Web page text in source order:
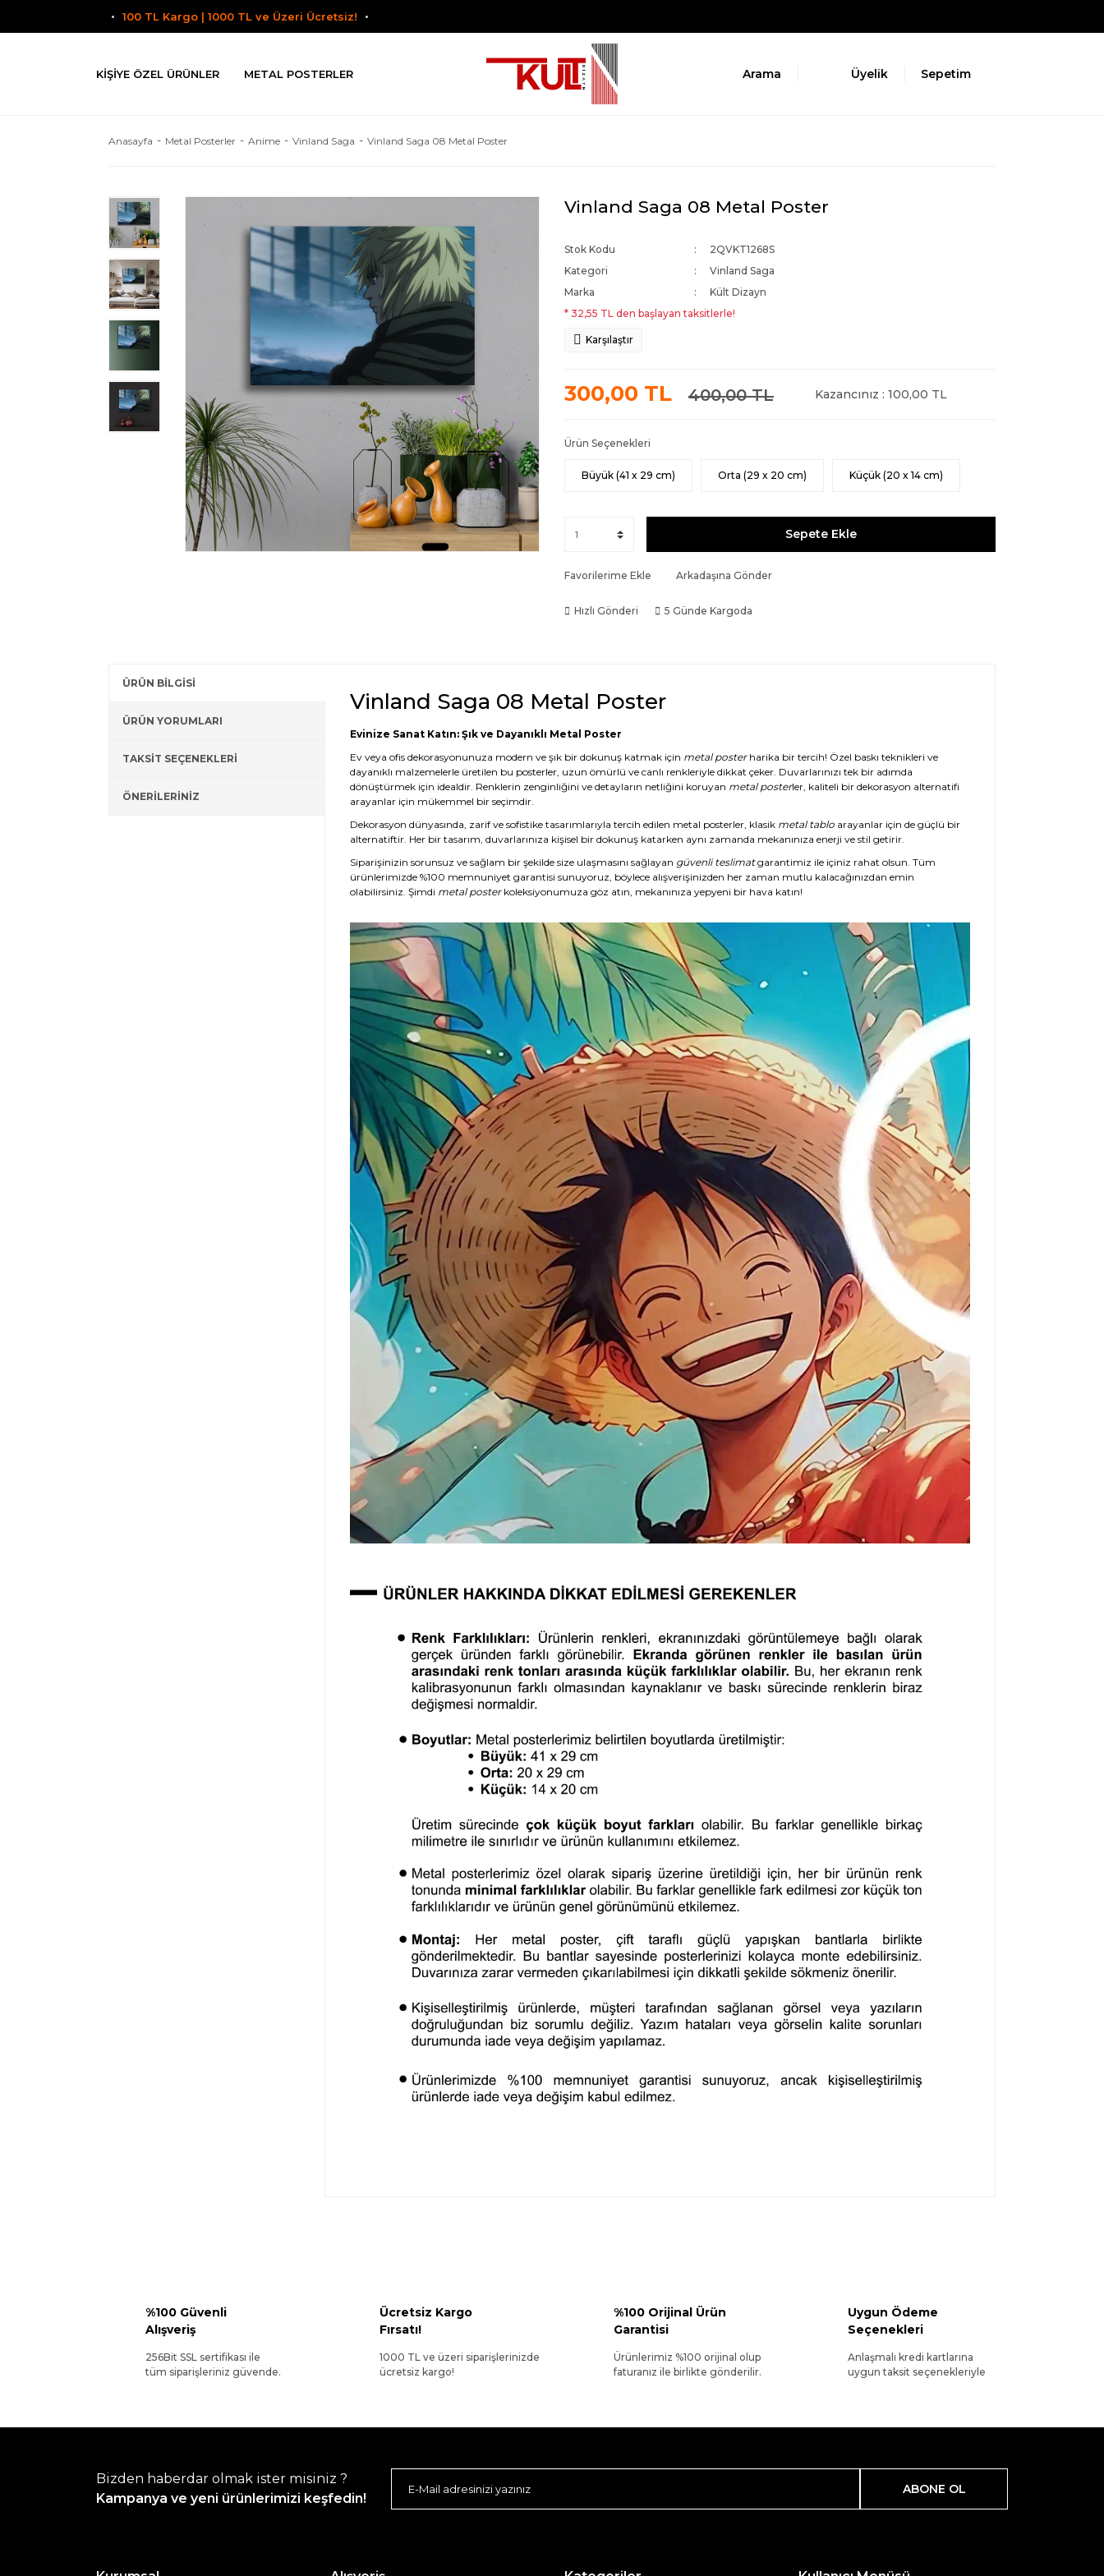
100 TL Kargo | 1000 TL ve Üzeri Ücretsiz!
KIŞIYE ÖZEL ÜRÜNLER METAL POSTERLER Arama Üyelik Sepetim
Anasayfa Metal Posterler Anime Vinland Saga Vinland Saga 08 Metal Poster
Vinland Saga 08 Metal Poster
Stok Kodu
2QVKT1268S
Kategori
Vinland Saga
Marka
Kült Dizayn
* 32,55 TL den başlayan taksitlerle!
Karşılaştır
300,00 TL 400,00 TL Kazancınız : 100,00 TL
Ürün Seçenekleri
Büyük (41 x 29 cm) Orta (29 x 20 cm) Küçük (20 x 14 cm)
Sepete Ekle
Favorilerime Ekle Arkadaşına Gönder
Hızlı Gönderi 5 Günde Kargoda
ÜRÜN BİLGİSİ
ÜRÜN YORUMLARI
TAKSİT SEÇENEKLERİ
ÖNERİLERİNİZ
Vinland Saga 08 Metal Poster
Evinize Sanat Katın: Şık ve Dayanıklı Metal Poster
Ev veya ofis dekorasyonunuza modern ve şık bir dokunuş katmak için metal posterharika bir tercih! Özel baskı teknikleri ve
dayanıklı malzemelerle üretilen bu posterler, uzun ömürlü ve canlı renkleriyle dikkat çeker. Duvarlarınızı tek bir adımda
dönüştürmek için idealdir. Renklerin zenginliğini ve detayların netliğini koruyan metal posterler, kaliteli bir dekorasyon alternatifi
arayanlar için mükemmel bir seçimdir.
Dekorasyon dünyasında, zarif ve sofistike tasarımlarıyla tercih edilen metal posterler, klasik metal tabloarayanlar için de güçlü bir
alternatiftir. Her bir tasarım, duvarlarınıza kişisel bir dokunuş katarken aynı zamanda mekanınıza enerji ve stil getirir.
Siparişinizin sorunsuz ve sağlam bir şekilde size ulaşmasını sağlayan güvenli teslimatgarantimiz ile içiniz rahat olsun. Tüm
ürünlerimizde %100 memnuniyet garantisi sunuyoruz, böylece alışverişinizden her zaman mutlu kalacağınızdan emin
olabilirsiniz. Şimdi metal posterkoleksiyonumuza göz atın, mekanınıza yepyeni bir hava katın!
%100 Güvenli
Alışveriş
256Bit SSL sertifikası ile
tüm siparişleriniz güvende.
Ücretsiz Kargo
Fırsatı!
1000 TL ve üzeri siparişlerinizde
ücretsiz kargo!
%100 Orijinal Ürün
Garantisi
Ürünlerimiz %100 orijinal olup
faturanız ile birlikte gönderilir.
Uygun Ödeme
Seçenekleri
Anlaşmalı kredi kartlarına
uygun taksit seçenekleriyle
Bizden haberdar olmak ister misiniz ?
Kampanya ve yeni ürünlerimizi keşfedin!
ABONE OL